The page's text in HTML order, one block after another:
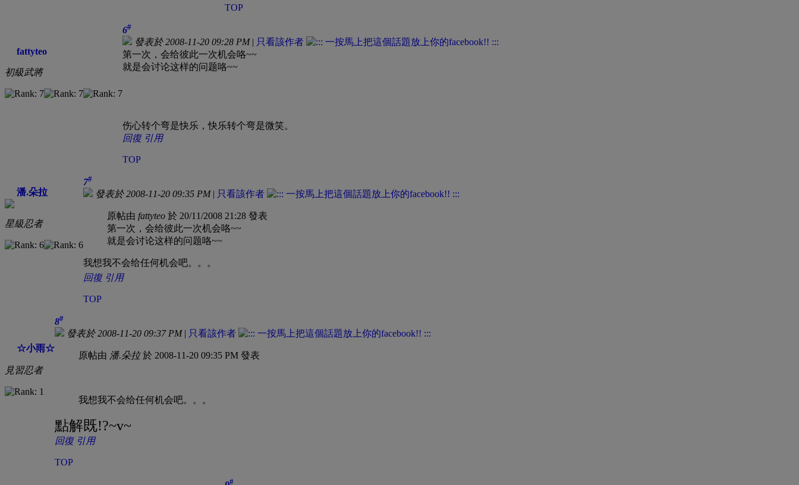
TOP
fattyteo
初級武將
6#
發表於 2008-11-20 09:28 PM| 只看該作者
第一次，会给彼此一次机会咯~~
就是会讨论这样的问题咯~~
伤心转个弯是快乐，快乐转个弯是微笑。
回復 引用
TOP
潘.朵拉
星級忍者
7#
發表於 2008-11-20 09:35 PM| 只看該作者
原帖由 fattyteo 於 20/11/2008 21:28 發表
第一次，会给彼此一次机会咯~~
就是会讨论这样的问题咯~~
我想我不会给任何机会吧。。。
回復 引用
TOP
☆小雨☆
見習忍者
8#
發表於 2008-11-20 09:37 PM| 只看該作者
原帖由 潘.朵拉於 2008-11-20 09:35 PM 發表
我想我不会给任何机会吧。。。
點解既!?~v~
回復 引用
TOP
#